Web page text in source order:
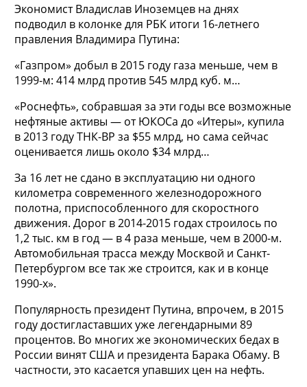
Экономист Владислав Иноземцев на днях
подводил в колонке для РБК итоги 16-летнего
правления Владимира Путина:
«Газпром» добыл в 2015 году газа меньше, чем в
1999-м: 414 млрд против 545 млрд куб. м…
«Роснефть», собравшая за эти годы все возможные
нефтяные активы — от ЮКОСа до «Итеры», ку­пила
в 2013 году ТНК-ВР за $55 млрд, но сама сейчас
оценивается лишь около $34 млрд…
За 16 лет не сдано в эксплуатацию ни одного
километра современного железнодорожного
полотна, приспособленного для скоростного
движения. Дорог в 2014-2015 годах строилось по
1,2 тыс. км в год — в 4 раза меньше, чем в 2000-м.
Автомобильная трасса между Москвой и Санкт-
Петербургом все так же строится, как и в конце
1990-х».
Популярность президент Путина, впрочем, в 2015
году достигластавших уже легендарными 89
процентов. Во многих же экономических бедах в
России винят США и президента Барака Обаму. В
частности, это касается упавших цен на нефть.